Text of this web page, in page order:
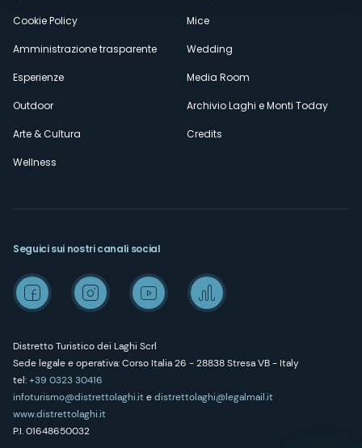
Cookie Policy
Amministrazione trasparente
Esperienze
Outdoor
Arte & Cultura
Wellness
Mice
Wedding
Media Room
Archivio Laghi e Monti Today
Credits
Distretto Turistico dei Laghi Scrl
Sede legale e operativa: Corso Italia 26 - 28838 Stresa VB - Italy
tel:+39 0323 30416
infoturismo@distrettolaghi.itedistrettolaghi@legalmail.it
www.distrettolaghi.it
P.I. 01648650032
Seguici sui nostri canali social